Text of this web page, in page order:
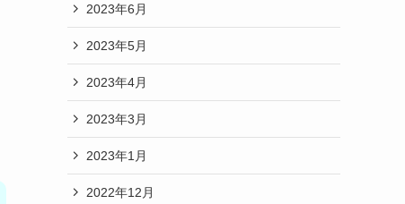
2023年6月
2023年5月
2023年4月
2023年3月
2023年1月
2022年12月